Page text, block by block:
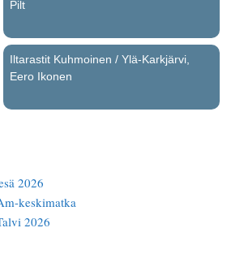
Pilt
Iltarastit Kuhmoinen / Ylä-Karkjärvi,
Eero Ikonen
2026
keskimatka
2026